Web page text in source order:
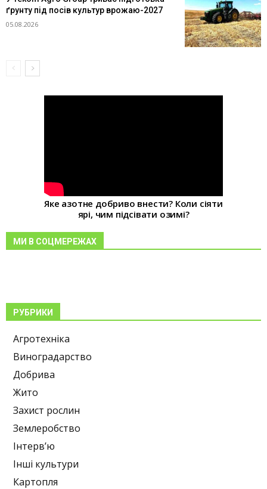
ґрунту під посів культур врожаю-2027
05.08.2026
Яке азотне добриво внести? Коли сіяти
ярі, чим підсівати озимі?
МИ В СОЦМЕРЕЖАХ
РУБРИКИ
Агротехніка
Виноградарство
Добрива
Жито
Захист рослин
Землеробство
Інтерв’ю
Інші культури
Картопля